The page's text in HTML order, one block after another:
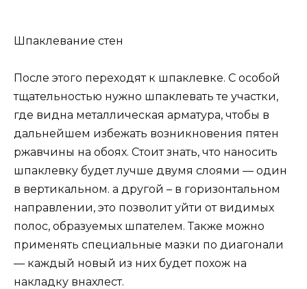
Шпаклевание стен
После этого переходят к шпаклевке. С особой
тщательностью нужно шпаклевать те участки,
где видна металлическая арматура, чтобы в
дальнейшем избежать возникновения пятен
ржавчины на обоях. Стоит знать, что наносить
шпаклевку будет лучше двумя слоями — один
в вертикальном. а другой – в горизонтальном
направлении, это позволит уйти от видимых
полос, образуемых шпателем. Также можно
применять специальные мазки по диагонали
— каждый новый из них будет похож на
накладку внахлест.